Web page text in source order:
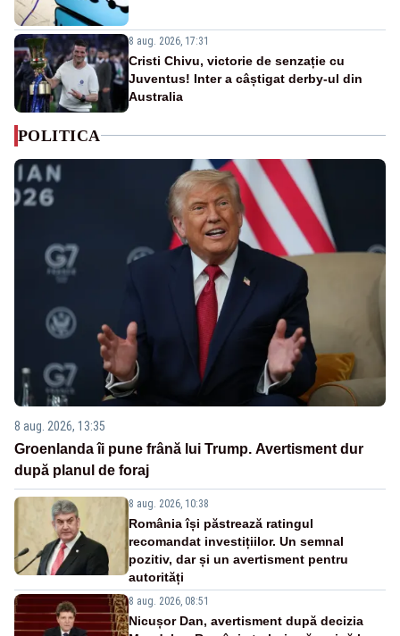
8 aug. 2026, 17:31
Cristi Chivu, victorie de senzație cu
Juventus! Inter a câștigat derby-ul din
Australia
POLITICA
8 aug. 2026, 13:35
Groenlanda îi pune frână lui Trump. Avertisment dur
după planul de foraj
8 aug. 2026, 10:38
România își păstrează ratingul
recomandat investițiilor. Un semnal
pozitiv, dar și un avertisment pentru
autorități
8 aug. 2026, 08:51
Nicușor Dan, avertisment după decizia